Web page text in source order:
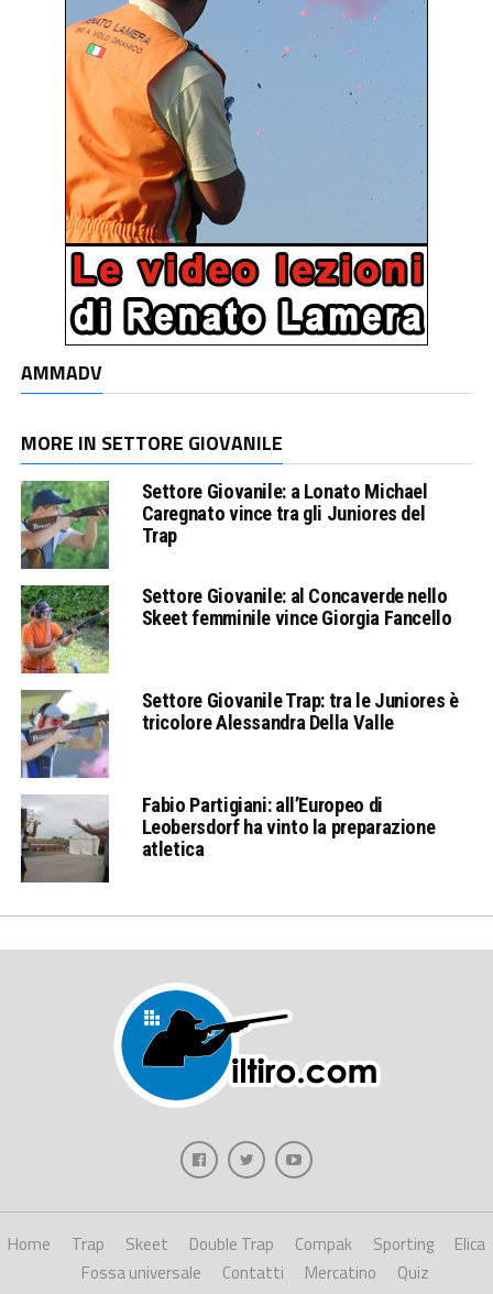
AMMADV
MORE IN SETTORE GIOVANILE
Settore Giovanile: a Lonato Michael
Caregnato vince tra gli Juniores del
Trap
Settore Giovanile: al Concaverde nello
Skeet femminile vince Giorgia Fancello
Settore Giovanile Trap: tra le Juniores è
tricolore Alessandra Della Valle
Fabio Partigiani: all’Europeo di
Leobersdorf ha vinto la preparazione
atletica
Home Trap Skeet Double Trap Compak Sporting
Elica
Fossa universale
Contatti Mercatino Quiz